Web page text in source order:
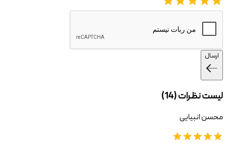
ارسال
لیست نظرات (14
)
محسن انبیایی